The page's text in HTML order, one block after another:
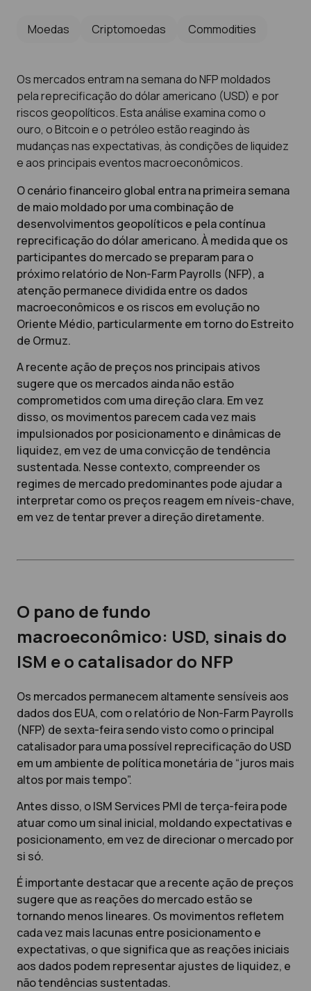
Moedas Criptomoedas Commodities
Os mercados entram na semana do NFP moldados
pela reprecificação do dólar americano (USD) e por
riscos geopolíticos. Esta análise examina como o
ouro, o Bitcoin e o petróleo estão reagindo às
mudanças nas expectativas, às condições de liquidez
e aos principais eventos macroeconômicos.
O cenário financeiro global entra na primeira semana
de maio moldado por uma combinação de
desenvolvimentos geopolíticos e pela contínua
reprecificação do dólar americano. À medida que os
participantes do mercado se preparam para o
próximo relatório de Non-Farm Payrolls (NFP), a
atenção permanece dividida entre os dados
macroeconômicos e os riscos em evolução no
Oriente Médio, particularmente em torno do Estreito
de Ormuz.
A recente ação de preços nos principais ativos
sugere que os mercados ainda não estão
comprometidos com uma direção clara. Em vez
disso, os movimentos parecem cada vez mais
impulsionados por posicionamento e dinâmicas de
liquidez, em vez de uma convicção de tendência
sustentada. Nesse contexto, compreender os
regimes de mercado predominantes pode ajudar a
interpretar como os preços reagem em níveis-chave,
em vez de tentar prever a direção diretamente.
O pano de fundo
macroeconômico: USD, sinais do
ISM e o catalisador do NFP
Os mercados permanecem altamente sensíveis aos
dados dos EUA, com o relatório de Non-Farm Payrolls
(NFP) de sexta-feira sendo visto como o principal
catalisador para uma possível reprecificação do USD
em um ambiente de política monetária de “juros mais
altos por mais tempo”.
Antes disso, o ISM Services PMI de terça-feira pode
atuar como um sinal inicial, moldando expectativas e
posicionamento, em vez de direcionar o mercado por
si só.
É importante destacar que a recente ação de preços
sugere que as reações do mercado estão se
tornando menos lineares. Os movimentos refletem
cada vez mais lacunas entre posicionamento e
expectativas, o que significa que as reações iniciais
aos dados podem representar ajustes de liquidez, e
não tendências sustentadas.